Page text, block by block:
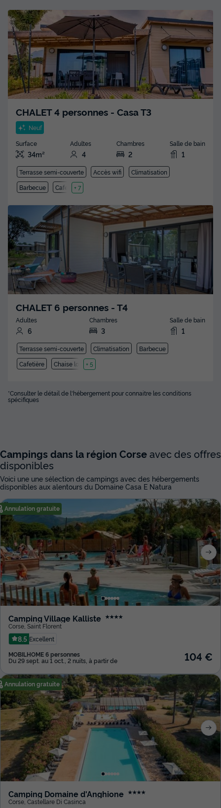
CHALET 4 personnes - Casa T3
Neuf
Surface
34m²
Adultes
4
Chambres
2
Salle de bain
1
Terrasse semi-couverte Accès wifi
Climatisation
Barbecue
Cafetière
+ 7
CHALET 6 personnes - T4
Adultes
6
Chambres
3
Salle de bain
1
Terrasse semi-couverte Climatisation
Barbecue
Cafetière
Chaise longue
+ 5
*Consulter le détail de l'hébergement pour connaitre les conditions
spécifiques
Campings dans la région Corseavec des offres
disponibles
Voici une une sélection de campings avec des hébergements
disponibles aux alentours du Domaine Casa E Natura
Annulation gratuite
Camping Village Kalliste ★★★★
Corse Saint Florent
8.5 Excellent
MOBILHOME 6 personnes
Du 29 sept. au 1 oct., 2 nuits, à partir de 104 €
Annulation gratuite
Camping Domaine d'Anghione ★★★★
Corse Castellare Di Casinca